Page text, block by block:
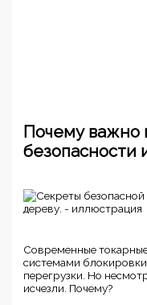
Почему важно
безопасности
Современные
системами
перегрузки. Но
исчезли. Почему?